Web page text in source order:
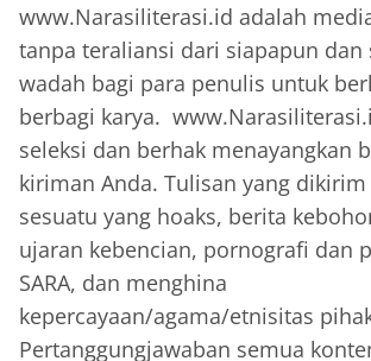
www.Narasiliterasi.id adalah
tanpa teraliansi dari siapapun dan
wadah bagi para penulis untuk
berbagi karya.
seleksi dan berhak menayangkan
kiriman Anda. Tulisan yang
sesuatu yang hoaks, berita
ujaran kebencian, pornografi dan
SARA, dan menghina
kepercayaan/agama/etnisitas
Pertanggungjawaban semua